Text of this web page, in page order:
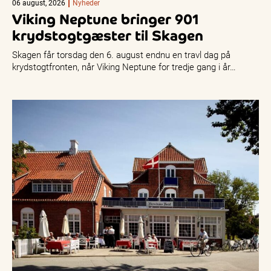
06 august, 2026 Nyheder
Viking Neptune bringer 901
krydstogtgæster til Skagen
Skagen får torsdag den 6. august endnu en travl dag på
krydstogtfronten, når Viking Neptune for tredje gang i år…